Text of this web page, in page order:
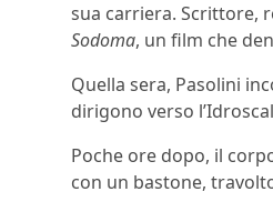
sua carriera. Scrittore,
Sodoma, un film che
Quella sera, Pasolini
dirigono verso
Poche ore dopo, il
con un bastone,